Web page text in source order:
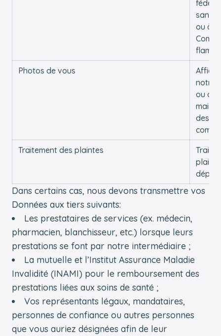
santé
ou à la
Photos de vous
notre
ou
des
Traitement des plaintes
Dans certains cas, nous devons transmettre vos
Données aux tiers suivants:
Les prestataires de services (ex. médecin,
pharmacien, blanchisseur, etc.) lorsque leurs
prestations se font par notre intermédiaire ;
La mutuelle et l’Institut Assurance Maladie
Invalidité (INAMI) pour le remboursement des
prestations liées aux soins de santé ;
Vos représentants légaux, mandataires,
personnes de confiance ou autres personnes
que vous auriez désignées afin de leur